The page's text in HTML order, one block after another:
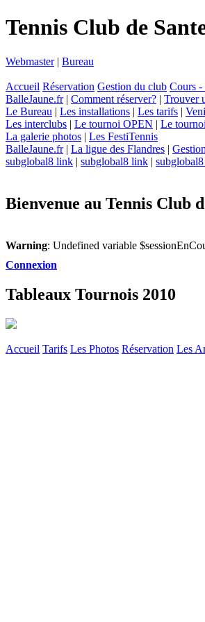
Tennis Club de
Webmaster| Bureau
Accueil Réservation Gestion du club Cours -
BalleJaune.fr| Comment réserver? | Trouver
Le Bureau | Les installations | Les tarifs |
Les interclubs | Le tournoi OPEN | Le
La galerie photos | Les FestiTennis
BalleJaune.fr| La ligue des Flandres |
subglobal8 link | subglobal8 link |
Bienvenue au Tennis Club
Warning: Undefined variable
Connexion
Tableaux Tournois 2010
Accueil Tarifs Les Photos Réservation Les